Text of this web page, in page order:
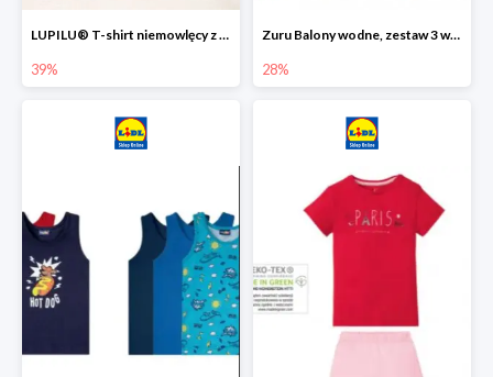
LUPILU® T-shirt niemowlęcy z biobawełny -39%
39%
Zuru Balony wodne, zestaw 3 wiązek -28%
28%